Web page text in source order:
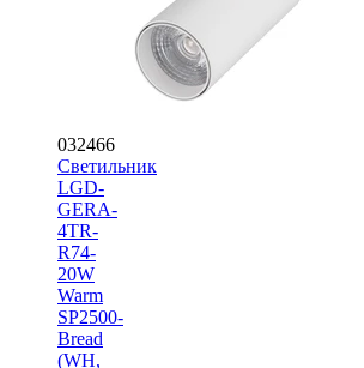
032466
Светильник
LGD-
GERA-
4TR-
R74-
20W
Warm
SP2500-
Bread
(WH,